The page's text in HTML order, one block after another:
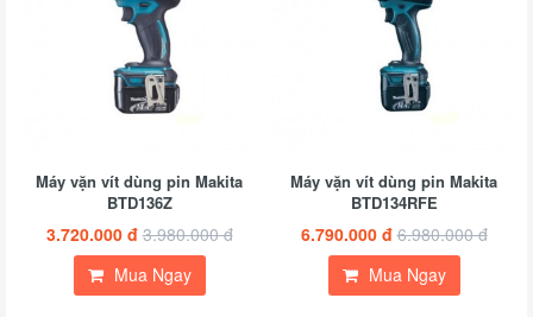
Máy vặn vít dùng pin Makita
BTD136Z
3.720.000 đ 3.980.000 đ
Mua Ngay
Máy vặn vít dùng pin Makita
BTD134RFE
6.790.000 đ 6.980.000 đ
Mua Ngay